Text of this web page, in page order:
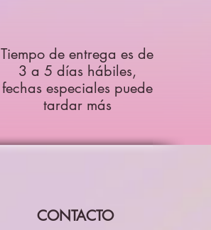
Tiempo de entrega es de
3 a 5 días hábiles,
fechas especiales puede
tardar más
CONTACTO